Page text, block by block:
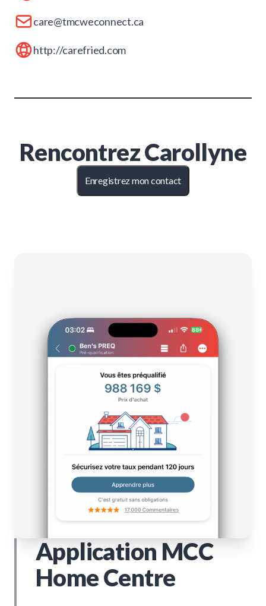
care@tmcweconnect.ca
http://carefried.com
RencontrezCarollyne
Enregistrez mon contact
Application MCC
Home Centre